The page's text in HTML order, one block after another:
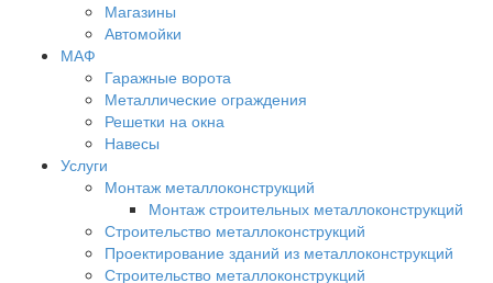
Магазины
Автомойки
МАФ
Гаражные ворота
Металлические ограждения
Решетки на окна
Навесы
Услуги
Монтаж металлоконструкций
Монтаж строительных металлоконструкций
Строительство металлоконструкций
Проектирование зданий из металлоконструкций
Строительство металлоконструкций